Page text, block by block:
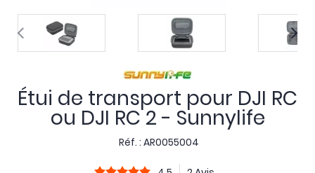
Étui de transport pour DJI RC
ou DJI RC 2 - Sunnylife
Réf. : AR0055004